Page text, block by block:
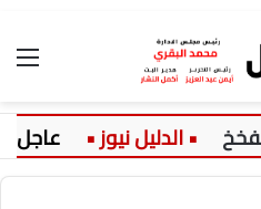
عاجل: